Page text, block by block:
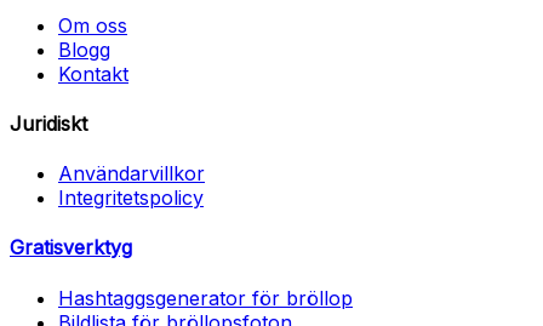
Om oss
Blogg
Kontakt
Juridiskt
Användarvillkor
Integritetspolicy
Gratisverktyg
Hashtaggsgenerator för bröllop